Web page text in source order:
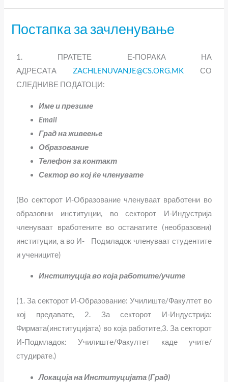
Постапка за зачленување
1. ПРАТЕТЕ Е-ПОРАКА НА
АДРЕСАТА ZACHLENUVANJE@CS.ORG.MK СО
СЛЕДНИВЕ ПОДАТОЦИ:
Име и презиме
Email
Град на живеење
Образование
Телефон за контакт
Сектор во кој ќе членувате
(Во секторот И-Образование членуваат вработени во
образовни институции, во секторот И-Индустрија
членуваат вработените во останатите (необразовни)
институции, а во И- Подмладок членуваат студентите
и учениците)
Институција во која работите/учите
(1. За секторот И-Образование: Училиште/Факултет во
кој предавате, 2. За секторот И-Индустрија:
Фирмата(институцијата) во која работите,3. За секторот
И-Подмладок: Училиште/Факултет каде учите/
студирате.)
Локација на Институцијата (Град)
Постапка
зачленување